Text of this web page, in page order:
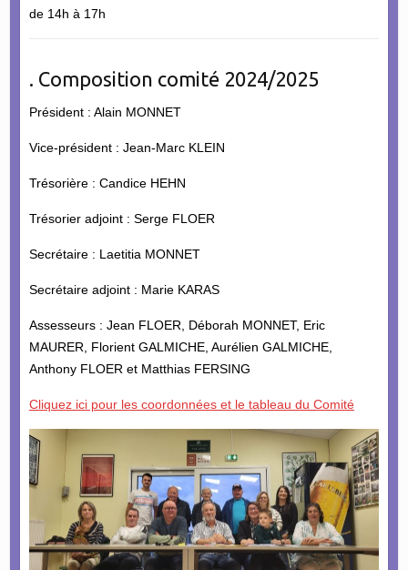
de 14h à 17h
. Composition comité 2024/2025
Président : Alain MONNET
Vice-président : Jean-Marc KLEIN
Trésorière : Candice HEHN
Trésorier adjoint : Serge FLOER
Secrétaire : Laetitia MONNET
Secrétaire adjoint : Marie KARAS
Assesseurs : Jean FLOER, Déborah MONNET, Eric
MAURER, Florient GALMICHE, Aurélien GALMICHE,
Anthony FLOER et Matthias FERSING
Cliquez ici pour les coordonnées et le tableau du Comité